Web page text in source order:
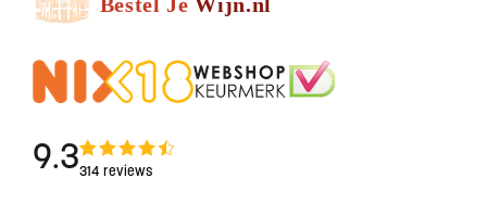
9.3314 reviews